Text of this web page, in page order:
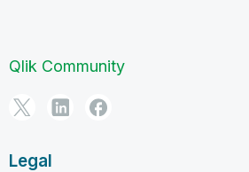
Qlik Community
Legal